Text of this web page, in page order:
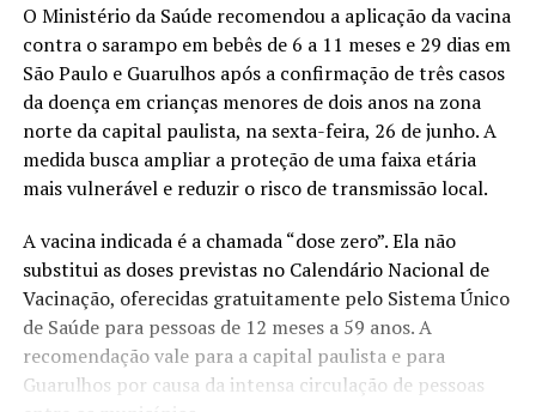
O Ministério da Saúde recomendou a aplicação da vacina
contra o sarampo em bebês de 6 a 11 meses e 29 dias em
São Paulo e Guarulhos após a confirmação de três casos
da doença em crianças menores de dois anos na zona
norte da capital paulista, na sexta-feira, 26 de junho. A
medida busca ampliar a proteção de uma faixa etária
mais vulnerável e reduzir o risco de transmissão local.
A vacina indicada é a chamada “dose zero”. Ela não
substitui as doses previstas no Calendário Nacional de
Vacinação, oferecidas gratuitamente pelo Sistema Único
de Saúde para pessoas de 12 meses a 59 anos. A
recomendação vale para a capital paulista e para
Guarulhos por causa da intensa circulação de pessoas